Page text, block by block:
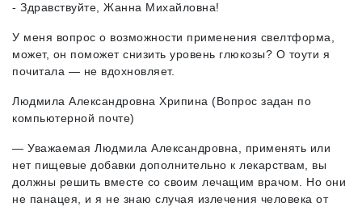
- Здравствуйте, Жанна Михайловна!
У меня вопрос о возможности применения свелтформа,
может, он поможет снизить уровень глюкозы? О тоути я
почитала — не вдохновляет.
Людмила Александровна Хрипина (Вопрос задан по
компьютерной почте)
— Уважаемая Людмила Александровна, применять или
нет пищевые добавки дополнительно к лекарствам, вы
должны решить вместе со своим лечащим врачом. Но они
не панацея, и я не знаю случая излечения человека от